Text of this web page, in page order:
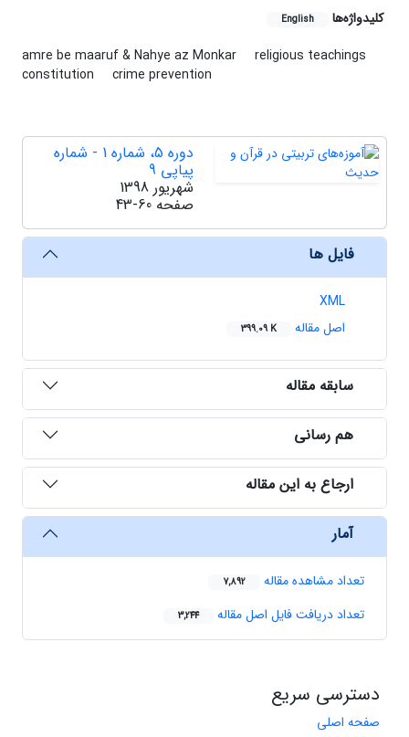
کلیدواژه‌ها English
amre be maaruf & Nahye az Monkar
religious teachings
constitution
crime prevention
دوره 5، شماره 1 - شماره
پیاپی 9
شهریور 1398
صفحه 43-60
فایل ها
XML
اصل مقاله
399.09 K
سابقه مقاله
هم رسانی
ارجاع به این مقاله
آمار
تعداد مشاهده مقاله 7,892
تعداد دریافت فایل اصل مقاله 3,244
دسترسی سریع
صفحه اصلی